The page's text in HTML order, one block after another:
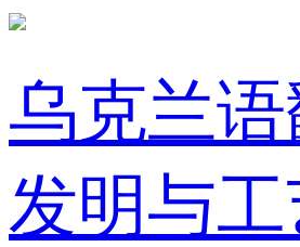
乌克兰
发明与